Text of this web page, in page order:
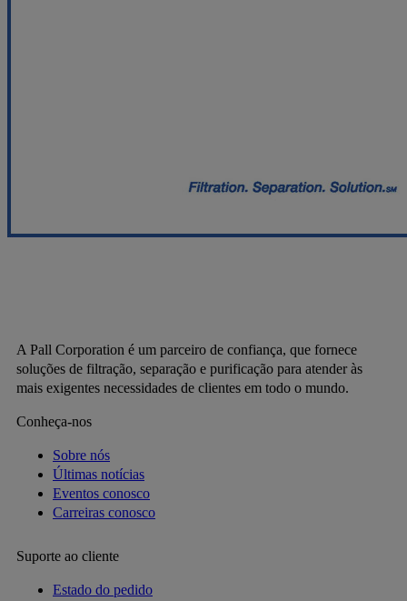
A Pall Corporation é um parceiro de confiança, que fornece
soluções de filtração, separação e purificação para atender às
mais exigentes necessidades de clientes em todo o mundo.
Conheça-nos
Sobre nós
Últimas notícias
Eventos conosco
Carreiras conosco
Suporte ao cliente
Estado do pedido